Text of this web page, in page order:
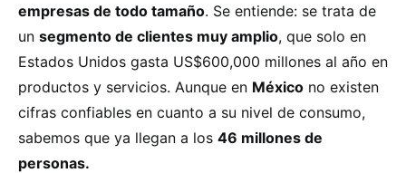
empresas de todo tamaño. Se entiende: se trata de
un segmento de clientes muy amplio, que solo en
Estados Unidos gasta US$600,000 millones al año en
productos y servicios. Aunque en México no existen
cifras confiables en cuanto a su nivel de consumo,
sabemos que ya llegan a los 46 millones de
personas.